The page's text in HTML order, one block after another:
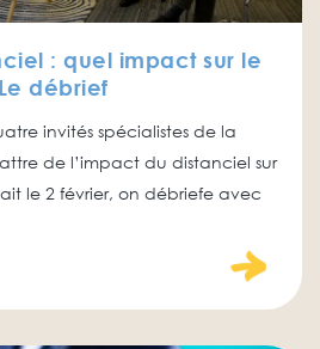
: quel impact sur le
débrief
invités spécialistes de la
de l’impact du distanciel sur
le 2 février, on débriefe avec